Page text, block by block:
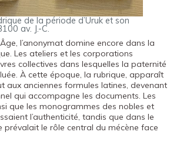
de la période d’Uruk et son
av. J.-C.
l’anonymat domine encore dans la
Les ateliers et les corporations
collectives dans lesquelles la paternité
À cette époque, la rubrique, apparaît
aux anciennes formules latines, devenant
qui accompagne les documents. Les
que les monogrammes des nobles et
l’authenticité, tandis que dans le
le rôle central du mécène face